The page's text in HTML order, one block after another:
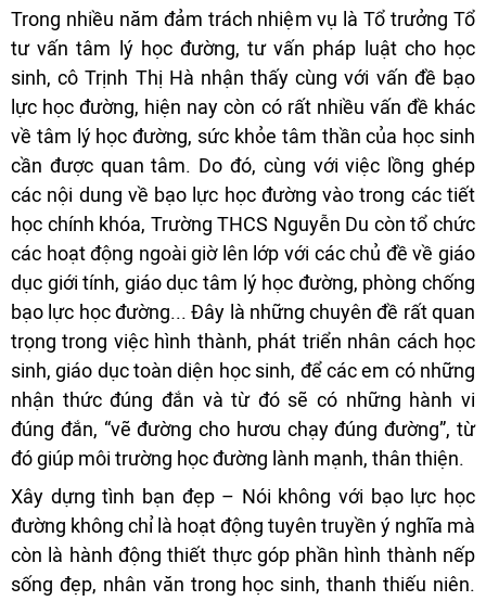
Trong nhiều năm đảm trách nhiệm vụ là Tổ trưởng Tổ
tư vấn tâm lý học đường, tư vấn pháp luật cho học
sinh, cô Trịnh Thị Hà nhận thấy cùng với vấn đề bạo
lực học đường, hiện nay còn có rất nhiều vấn đề khác
về tâm lý học đường, sức khỏe tâm thần của học sinh
cần được quan tâm. Do đó, cùng với việc lồng ghép
các nội dung về bạo lực học đường vào trong các tiết
học chính khóa, Trường THCS Nguyễn Du còn tổ chức
các hoạt động ngoài giờ lên lớp với các chủ đề về giáo
dục giới tính, giáo dục tâm lý học đường, phòng chống
bạo lực học đường... Đây là những chuyên đề rất quan
trọng trong việc hình thành, phát triển nhân cách học
sinh, giáo dục toàn diện học sinh, để các em có những
nhận thức đúng đắn và từ đó sẽ có những hành vi
đúng đắn, “vẽ đường cho hươu chạy đúng đường”, từ
đó giúp môi trường học đường lành mạnh, thân thiện.
Xây dựng tình bạn đẹp – Nói không với bạo lực học
đường không chỉ là hoạt động tuyên truyền ý nghĩa mà
còn là hành động thiết thực góp phần hình thành nếp
sống đẹp, nhân văn trong học sinh, thanh thiếu niên.